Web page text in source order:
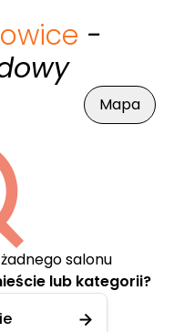
-
Mapa
salonu
lub kategorii?